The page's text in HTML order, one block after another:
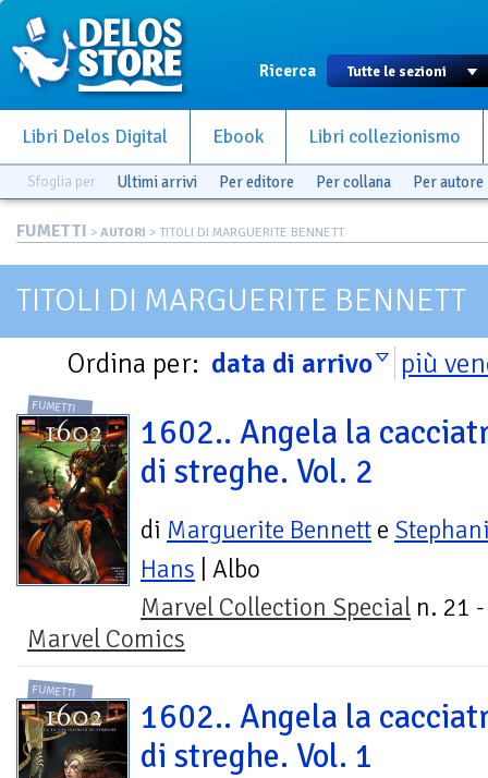
Ricerca
Libri Delos Digital Ebook Libri collezionismo
Sfoglia per Ultimi arrivi Per editore Per collana Per autore
FUMETTI > AUTORI > TITOLI DI MARGUERITE BENNETT
TITOLI DI MARGUERITE BENNETT
Ordina per: data di arrivo più
FUMETTI
1602.. Angela la
di streghe. Vol. 2
di Marguerite Bennett e
Hans | Albo
Marvel Collection Special n. 21
Marvel Comics
FUMETTI
1602.. Angela la
di streghe. Vol. 1